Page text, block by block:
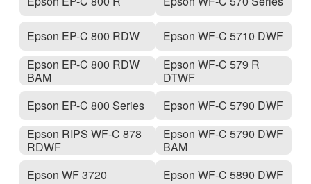
Epson EP-C 800 RDW
Epson EP-C 800 RDW
BAM
Epson EP-C 800 Series
Epson RIPS WF-C 878
RDWF
Epson WF 3720
Epson WF-C 5710 DWF
Epson WF-C 579 R
DTWF
Epson WF-C 5790 DWF
Epson WF-C 5790 DWF
BAM
Epson WF-C 5890 DWF